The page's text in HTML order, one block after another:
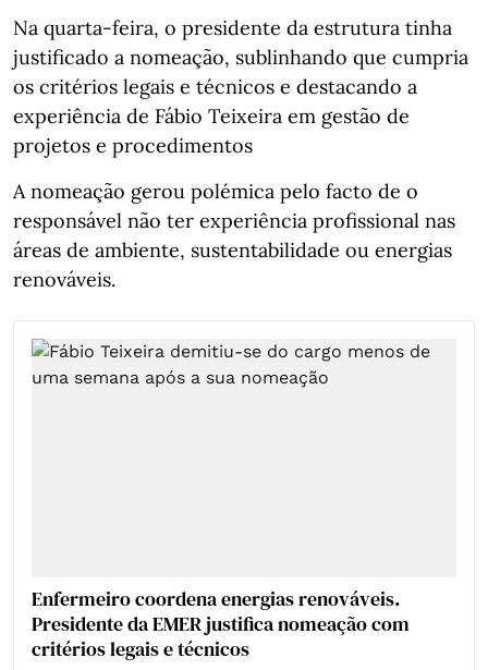
Na quarta-feira, o presidente da estrutura tinha
justificado a nomeação, sublinhando que cumpria
os critérios legais e técnicos e destacando a
experiência de Fábio Teixeira em gestão de
projetos e procedimentos
A nomeação gerou polémica pelo facto de o
responsável não ter experiência profissional nas
áreas de ambiente, sustentabilidade ou energias
renováveis.
Enfermeiro coordena energias renováveis.
Presidente da EMER justifica nomeação com
critérios legais e técnicos